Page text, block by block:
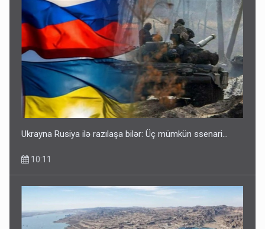
Ukrayna Rusiya ilə razılaşa bilər: Üç mümkün ssenari...
10:11